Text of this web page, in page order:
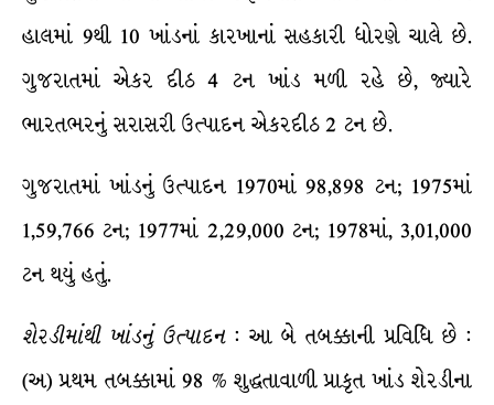
હાલમાં 9થી 10 ખાંડનાં કારખાનાં સહકારી ધોરણે ચાલે છે.
ગુજરાતમાં એકર દીઠ 4 ટન ખાંડ મળી રહે છે, જ્યારે
ભારતભરનું સરાસરી ઉત્પાદન એકરદીઠ 2 ટન છે.
ગુજરાતમાં ખાંડનું ઉત્પાદન 1970માં 98,898 ટન; 1975માં
1,59,766 ટન; 1977માં 2,29,000 ટન; 1978માં, 3,01,000
ટન થયું હતું.
શેરડીમાંથી ખાંડનું ઉત્પાદન: આ બે તબક્કાની પ્રવિધિ છે :
(અ) પ્રથમ તબક્કામાં 98 % શુદ્ધતાવાળી પ્રાકૃત ખાંડ શેરડીના